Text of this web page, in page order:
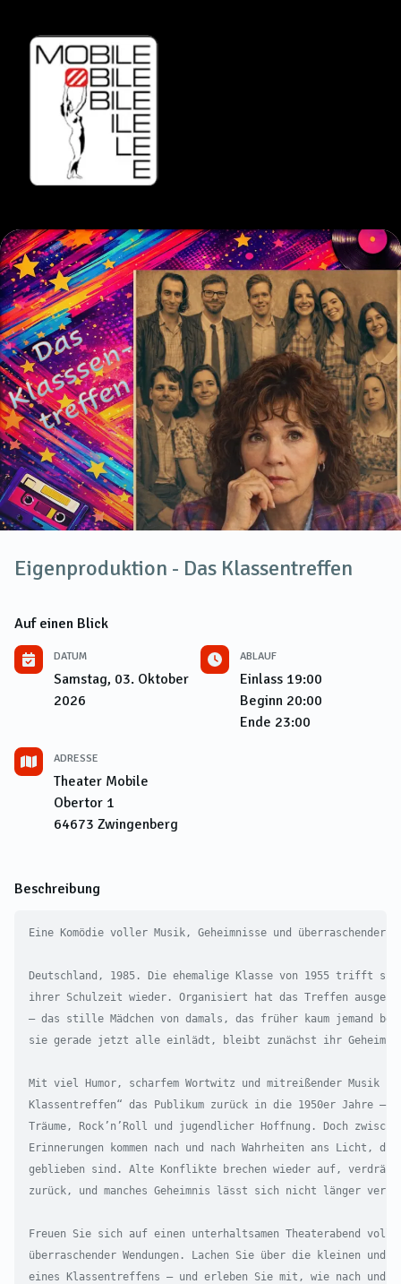
Eigenproduktion - Das Klassentreffen
Auf einen Blick
DATUM
Samstag, 03. Oktober
2026
ABLAUF
Einlass 19:00
Beginn 20:00
Ende 23:00
ADRESSE
Theater Mobile
Obertor 1
64673 Zwingenberg
Beschreibung
Eine Komödie voller Musik, Geheimnisse und überraschender
Deutschland, 1985. Die ehemalige Klasse von 1955 trifft
ihrer Schulzeit wieder. Organisiert hat das Treffen
– das stille Mädchen von damals, das früher kaum jemand
sie gerade jetzt alle einlädt, bleibt zunächst ihr
Mit viel Humor, scharfem Wortwitz und mitreißender Musik
Klassentreffen“ das Publikum zurück in die 1950er Jahre
Träume, Rock’n’Roll und jugendlicher Hoffnung. Doch
Erinnerungen kommen nach und nach Wahrheiten ans Licht,
geblieben sind. Alte Konflikte brechen wieder auf,
zurück, und manches Geheimnis lässt sich nicht länger
Freuen Sie sich auf einen unterhaltsamen Theaterabend
überraschender Wendungen. Lachen Sie über die kleinen und
eines Klassentreffens – und erleben Sie mit, wie nach und